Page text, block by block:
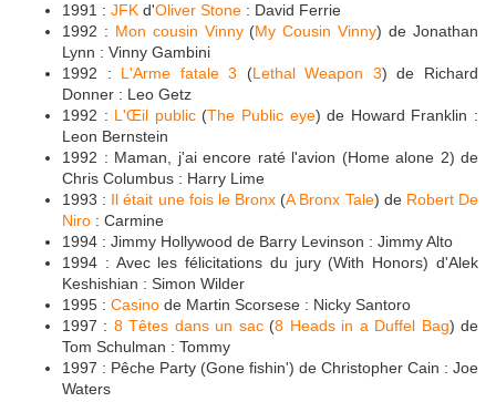
1991 : JFK d'Oliver Stone : David Ferrie
1992 : Mon cousin Vinny(My Cousin Vinny) de Jonathan
Lynn : Vinny Gambini
1992 : L'Arme fatale 3 (Lethal Weapon 3) de Richard
Donner : Leo Getz
1992 : L'Œil public(The Public eye) de Howard Franklin :
Leon Bernstein
1992 : Maman, j'ai encore raté l'avion (Home alone 2) de
Chris Columbus : Harry Lime
1993 : Il était une fois le Bronx (A Bronx Tale) de Robert De
Niro : Carmine
1994 : Jimmy Hollywood de Barry Levinson : Jimmy Alto
1994 : Avec les félicitations du jury (With Honors) d'Alek
Keshishian : Simon Wilder
1995 : Casino de Martin Scorsese : Nicky Santoro
1997 : 8 Têtes dans un sac(8 Heads in a Duffel Bag) de
Tom Schulman : Tommy
1997 : Pêche Party (Gone fishin') de Christopher Cain : Joe
Waters